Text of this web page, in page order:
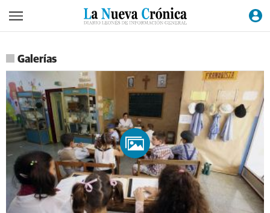
Galerías